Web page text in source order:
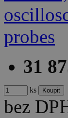
31
ks
bez